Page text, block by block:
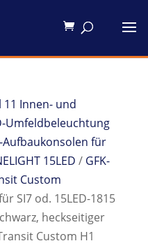
11 Innen- und
Umfeldbeleuchtung
Aufbaukonsolen für
15LED / GFK-
Custom
SI7 od. 15LED-1815
heckseitiger
Custom H1